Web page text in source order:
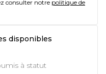
consulter notre politique de
disponibles
à statut